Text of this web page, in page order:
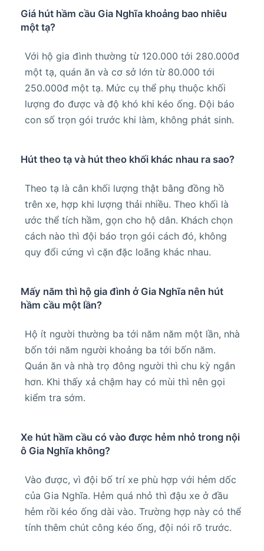
Giá hút hầm cầu Gia Nghĩa khoảng bao nhiêu
một tạ?
Với hộ gia đình thường từ 120.000 tới 280.000đ
một tạ, quán ăn và cơ sở lớn từ 80.000 tới
250.000đ một tạ. Mức cụ thể phụ thuộc khối
lượng đo được và độ khó khi kéo ống. Đội báo
con số trọn gói trước khi làm, không phát sinh.
Hút theo tạ và hút theo khối khác nhau ra sao?
Theo tạ là cân khối lượng thật bằng đồng hồ
trên xe, hợp khi lượng thải nhiều. Theo khối là
ước thể tích hầm, gọn cho hộ dân. Khách chọn
cách nào thì đội báo trọn gói cách đó, không
quy đổi cứng vì cặn đặc loãng khác nhau.
Mấy năm thì hộ gia đình ở Gia Nghĩa nên hút
hầm cầu một lần?
Hộ ít người thường ba tới năm năm một lần, nhà
bốn tới năm người khoảng ba tới bốn năm.
Quán ăn và nhà trọ đông người thì chu kỳ ngắn
hơn. Khi thấy xả chậm hay có mùi thì nên gọi
kiểm tra sớm.
Xe hút hầm cầu có vào được hẻm nhỏ trong nội
ô Gia Nghĩa không?
Vào được, vì đội bố trí xe phù hợp với hẻm dốc
của Gia Nghĩa. Hẻm quá nhỏ thì đậu xe ở đầu
hẻm rồi kéo ống dài vào. Trường hợp này có thể
tính thêm chút công kéo ống, đội nói rõ trước.